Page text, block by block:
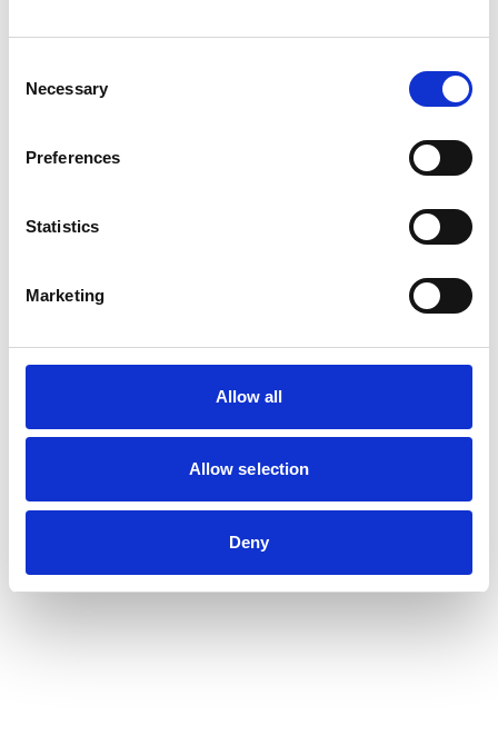
Selection
Necessary
Preferences
Statistics
Marketing
Allow all
Allow selection
Deny
Ställningsutbildningar går att genomföra fysikt via lokala
Instuktörerna i
Norden AB
Custers rullställning
Unihak